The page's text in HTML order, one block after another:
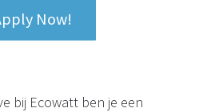
Now!
bij Ecowatt ben je een